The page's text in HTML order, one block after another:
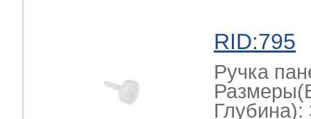
RID:795
Ручка
Глубина):